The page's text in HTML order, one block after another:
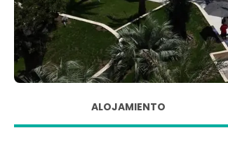
ALOJAMIENTO